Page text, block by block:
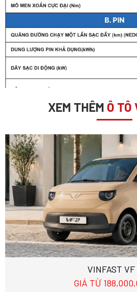
XEM THÊM Ô TÔ
VINFAST VF
GIÁ TỪ